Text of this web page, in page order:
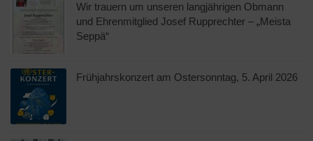
Wir trauern um unseren langjährigen Obmann
und Ehrenmitglied Josef Rupprechter – „Meista
Seppä“
Frühjahrskonzert am Ostersonntag, 5. April 2026